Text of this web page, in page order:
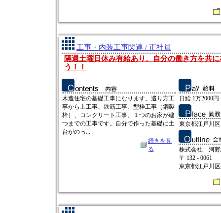
工事・内装工事関連 / 正社員
隔週土曜日休み有給あり、自分の働き方を共
う！！
木造住宅の基礎工事になります。遣り方工
事から土工事、鉄筋工事、型枠工事（鋼製
枠）、コンクリート工事、１つのお家が建
つまでの工事です。自分で作った基礎に土
台がのっ...
続きを見
る
日給 1万2000
東京都江戸川区
株式会社 河野
〒 132 - 0061
東京都江戸川